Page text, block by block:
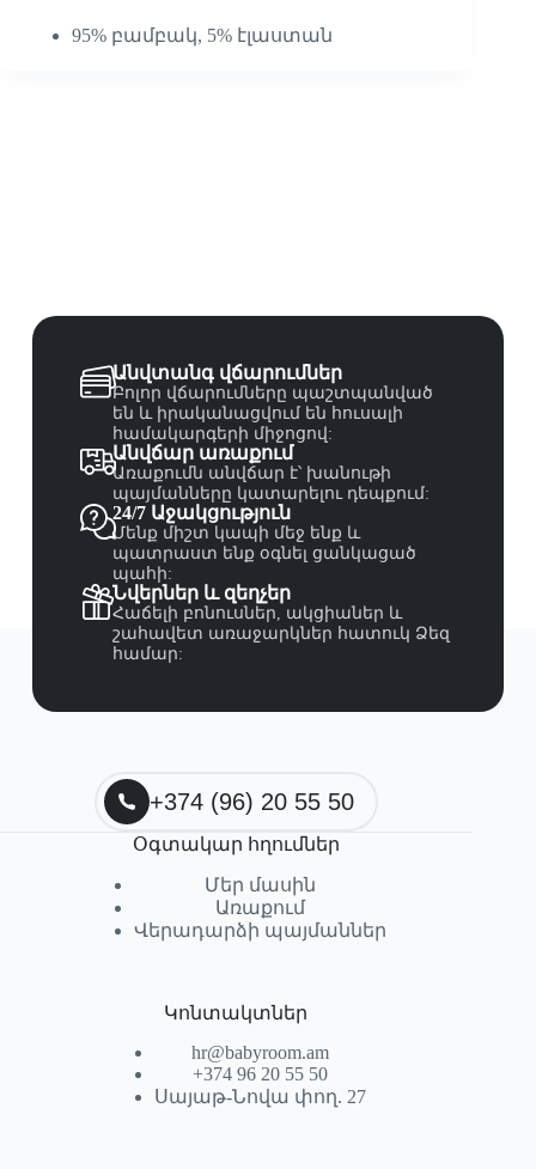
95% բամբակ, 5% էլաստան
Անվտանգ վճարումներ
Բոլոր վճարումները պաշտպանված
են և իրականացվում են հուսալի
համակարգերի միջոցով:
Անվճար առաքում
Առաքումն անվճար է՝ խանութի
պայմանները կատարելու դեպքում:
24/7 Աջակցություն
Մենք միշտ կապի մեջ ենք և
պատրաստ ենք օգնել ցանկացած
պահի:
Նվերներ և զեղչեր
Հաճելի բոնուսներ, ակցիաներ և
շահավետ առաջարկներ հատուկ Ձեզ
համար:
+374 (96) 20 55 50
Օգտակար հղումներ
Մեր մասին
Առաքում
Վերադարձի պայմաններ
Կոնտակտներ
hr@babyroom.am
+374 96 20 55 50
Սայաթ-Նովա փող. 27